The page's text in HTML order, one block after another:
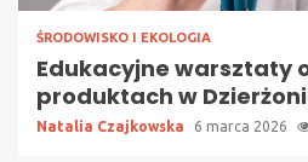
ŚRODOWISKO I EKOLOGIA
Edukacyjne warsztaty
produktach w
Natalia Czajkowska 6 marca 2026